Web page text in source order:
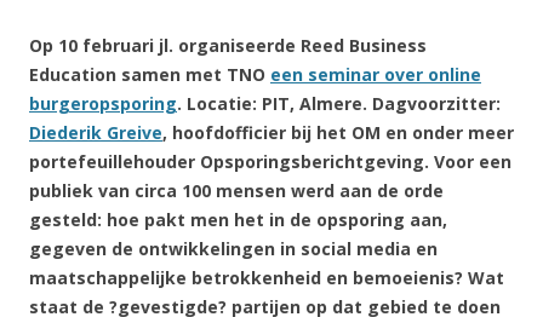
Op 10 februari jl. organiseerde Reed Business
Education samen met TNO een seminar over online
burgeropsporing. Locatie: PIT, Almere. Dagvoorzitter:
Diederik Greive, hoofdofficier bij het OM en onder meer
portefeuillehouder Opsporingsberichtgeving. Voor een
publiek van circa 100 mensen werd aan de orde
gesteld: hoe pakt men het in de opsporing aan,
gegeven de ontwikkelingen in social media en
maatschappelijke betrokkenheid en bemoeienis? Wat
staat de ?gevestigde? partijen op dat gebied te doen